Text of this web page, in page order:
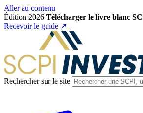
Aller au contenu
Édition 2026 Télécharger le livre blanc
Recevoir le guide ↗
Rechercher sur le site